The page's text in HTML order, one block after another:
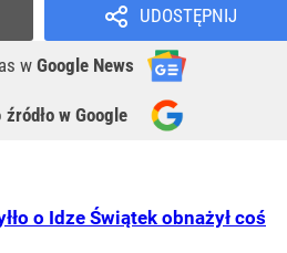
UDOSTĘPNIJ
w Google News
źródło w Google
o Idze Świątek obnażył coś